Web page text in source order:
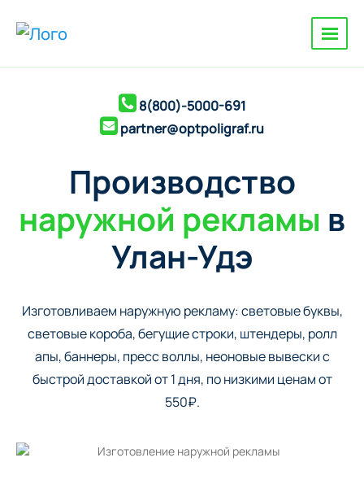
8(800)-5000-691
partner@optpoligraf.ru
Производство
наружной рекламы в
Улан-Удэ
Изготовливаем наружную рекламу: cветовые буквы,
cветовые короба, бегущие строки, штендеры, ролл
апы, баннеры, пресс воллы, неоновые вывески с
быстрой доставкой от 1 дня, по низкими ценам от
550₽.